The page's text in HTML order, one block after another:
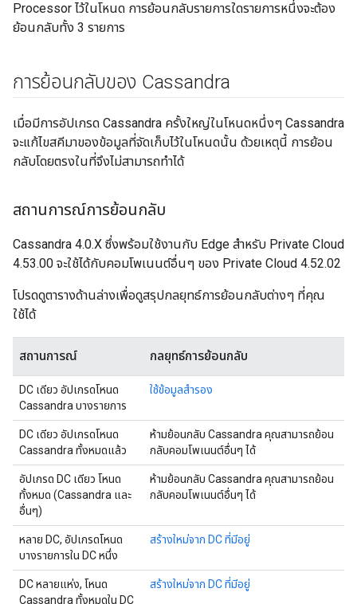
Processor ไว้ในโหนด การย้อนกลับรายการใดรายการหนึ่งจะต้อง
ย้อนกลับทั้ง 3 รายการ
การย้อนกลับของ Cassandra
เมื่อมีการอัปเกรด Cassandra ครั้งใหญ่ในโหนดหนึ่งๆ Cassandra
จะแก้ไขสคีมาของข้อมูลที่จัดเก็บไว้ในโหนดนั้น ด้วยเหตุนี้ การย้อน
กลับโดยตรงในที่จึงไม่สามารถทำได้
สถานการณ์การย้อนกลับ
Cassandra 4.0.X ซึ่งพร้อมใช้งานกับ Edge สำหรับ Private Cloud
4.53.00 จะใช้ได้กับคอมโพเนนต์อื่นๆ ของ Private Cloud 4.52.02
โปรดดูตารางด้านล่างเพื่อดูสรุปกลยุทธ์การย้อนกลับต่างๆ ที่คุณ
ใช้ได้
สถานการณ์ กลยุทธ์การย้อนกลับ
DC เดียว อัปเกรดโหนด
Cassandra บางรายการ
ใช้ข้อมูลสำรอง
DC เดียว อัปเกรดโหนด
Cassandra ทั้งหมดแล้ว
ห้ามย้อนกลับ Cassandra คุณสามารถย้อน
กลับคอมโพเนนต์อื่นๆ ได้
อัปเกรด DC เดียว โหนด
ทั้งหมด (Cassandra และ
อื่นๆ)
ห้ามย้อนกลับ Cassandra คุณสามารถย้อน
กลับคอมโพเนนต์อื่นๆ ได้
หลาย DC, อัปเกรดโหนด
บางรายการใน DC หนึ่ง
สร้างใหม่จาก DC ที่มีอยู่
DC หลายแห่ง, โหนด
Cassandra ทั้งหมดใน DC
สร้างใหม่จาก DC ที่มีอยู่